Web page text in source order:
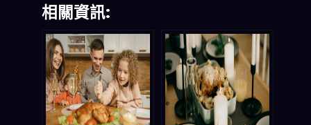
相關資訊: